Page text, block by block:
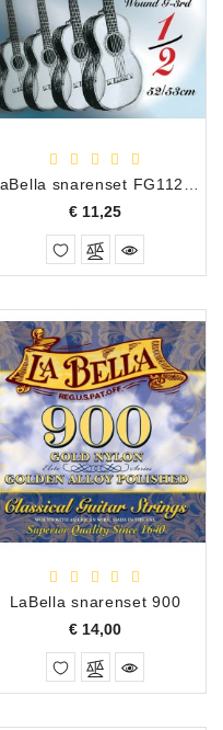
LaBella snarenset FG112 voor 1/2 gitaar
€ 11,25Prijs
LaBella snarenset 900
€ 14,00Prijs